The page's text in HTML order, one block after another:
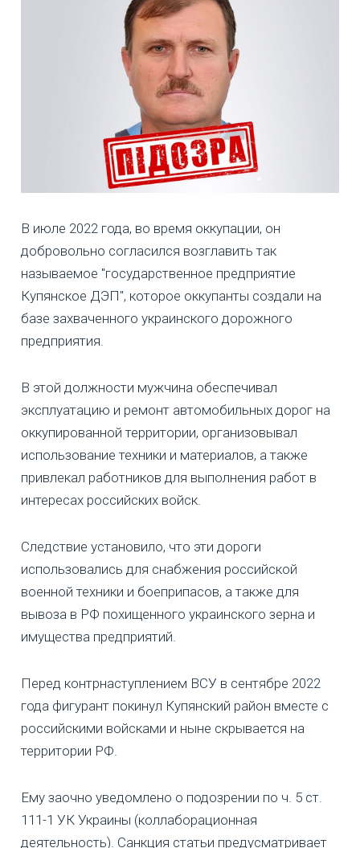
В июле 2022 года, во время оккупации, он
добровольно согласился возглавить так
называемое "государственное предприятие
Купянское ДЭП", которое оккупанты создали на
базе захваченного украинского дорожного
предприятия.
В этой должности мужчина обеспечивал
эксплуатацию и ремонт автомобильных дорог на
оккупированной территории, организовывал
использование техники и материалов, а также
привлекал работников для выполнения работ в
интересах российских войск.
Следствие установило, что эти дороги
использовались для снабжения российской
военной техники и боеприпасов, а также для
вывоза в РФ похищенного украинского зерна и
имущества предприятий.
Перед контрнаступлением ВСУ в сентябре 2022
года фигурант покинул Купянский район вместе с
российскими войсками и ныне скрывается на
территории РФ.
Ему заочно уведомлено о подозрении по ч. 5 ст.
111-1 УК Украины (коллаборационная
деятельность). Санкция статьи предусматривает